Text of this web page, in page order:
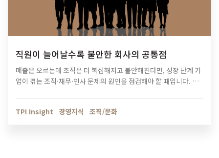
직원이 늘어날수록 불안한 회사의 공통점
매출은 오르는데 조직은 더 복잡해지고 불안해진다면, 성장 단계 기
업이 겪는 조직·재무·인사 문제의 원인을 점검해야 할 때입니다. 티
TPI Insight
경영지식 조직/문화